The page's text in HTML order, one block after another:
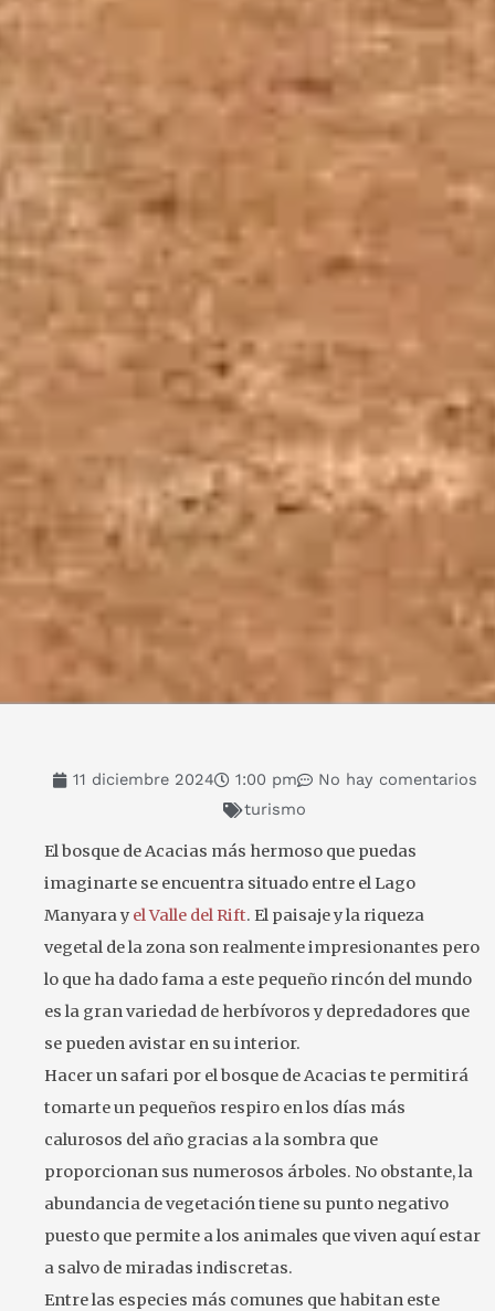
11 diciembre 2024 1:00 pm
No hay comentarios
turismo
El bosque de Acacias más hermoso que puedas
imaginarte se encuentra situado entre el Lago
Manyara y el Valle del Rift. El paisaje y la riqueza
vegetal de la zona son realmente impresionantes pero
lo que ha dado fama a este pequeño rincón del mundo
es la gran variedad de herbívoros y depredadores que
se pueden avistar en su interior.
Hacer un safari por el bosque de Acacias te permitirá
tomarte un pequeños respiro en los días más
calurosos del año gracias a la sombra que
proporcionan sus numerosos árboles. No obstante, la
abundancia de vegetación tiene su punto negativo
puesto que permite a los animales que viven aquí estar
a salvo de miradas indiscretas.
Entre las especies más comunes que habitan este